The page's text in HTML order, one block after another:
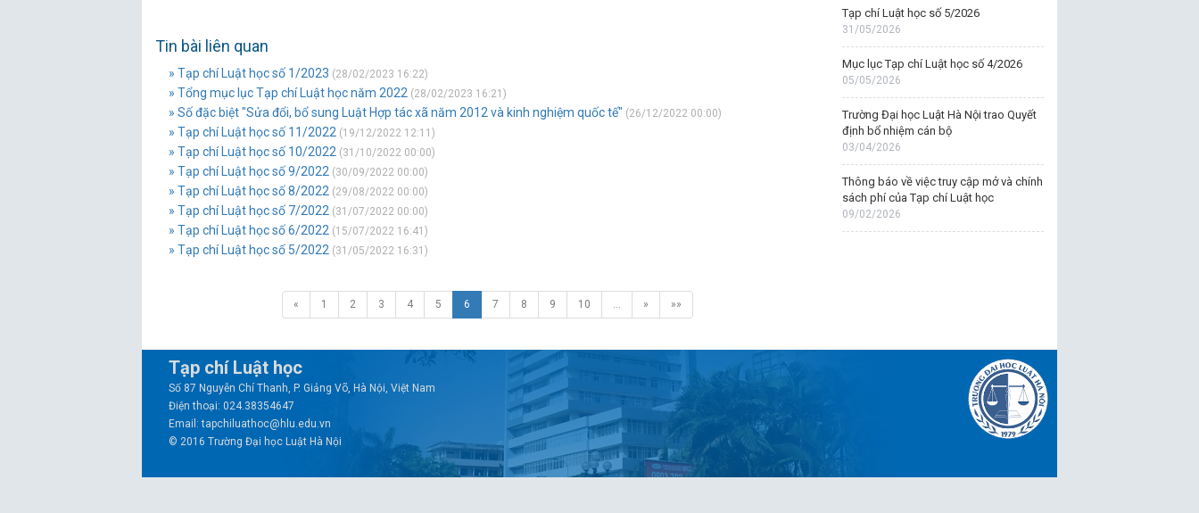
Tin bài liên quan
» Tạp chí Luật học số 1/2023 (28/02/2023 16:22)
» Tổng mục lục Tạp chí Luật học năm 2022 (28/02/2023 16:21)
» Số đặc biệt "Sửa đổi, bổ sung Luật Hợp tác xã năm 2012 và kinh nghiệm quốc tế" (26/12/2022 00:00)
» Tạp chí Luật học số 11/2022 (19/12/2022 12:11)
» Tạp chí Luật học số 10/2022 (31/10/2022 00:00)
» Tạp chí Luật học số 9/2022 (30/09/2022 00:00)
» Tạp chí Luật học số 8/2022 (29/08/2022 00:00)
» Tạp chí Luật học số 7/2022 (31/07/2022 00:00)
» Tạp chí Luật học số 6/2022 (15/07/2022 16:41)
» Tạp chí Luật học số 5/2022 (31/05/2022 16:31)
« 1 2 3 4 5 6 7 8 9 10 … » »»
Tạp chí Luật học số 5/2026
31/05/2026
Mục lục Tạp chí Luật học số 4/2026
05/05/2026
Trường Đại học Luật Hà Nội trao Quyết
định bổ nhiệm cán bộ
03/04/2026
Thông báo về việc truy cập mở và chính
sách phí của Tạp chí Luật học
09/02/2026
Tạp chí Luật học
Số 87 Nguyễn Chí Thanh, P. Giảng Võ, Hà Nội, Việt Nam
Điện thoại: 024.38354647
Email: tapchiluathoc@hlu.edu.vn
© 2016 Trường Đại học Luật Hà Nội